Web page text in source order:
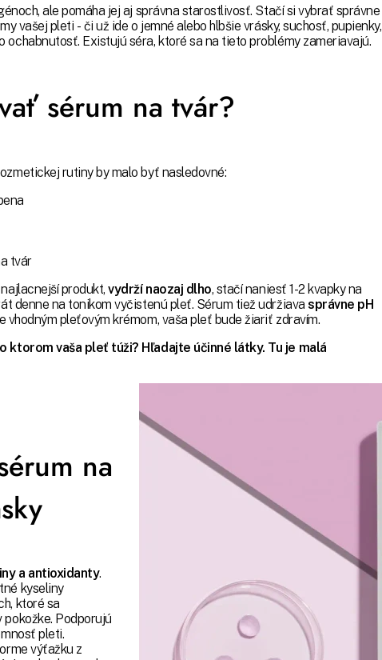
ale pomáha jej aj správna starostlivosť. Stačí si vybrať správne
vašej pleti - či už ide o jemné alebo hlbšie vrásky, suchosť, pupienky,
ochabnutosť. Existujú séra, ktoré sa na tieto problémy zameriavajú.
sérum na tvár?
rutiny by malo byť nasledovné:
tvár
produkt,vydrží naozaj dlho, stačí naniesť 1-2 kvapky na
denne na tonikom vyčistenú pleť. Sérum tiež udržiavasprávne pH
vhodným pleťovým krémom, vaša pleť bude žiariť zdravím.
ktorom vaša pleť túži? Hľadajte účinné látky. Tu je malá
na
a antioxidanty.
kyseliny
ktoré sa
Podporujú
pleti.
výťažku z